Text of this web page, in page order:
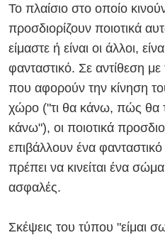
Το πλαίσιο στο οποίο
προσδιορίζουν ποιοτικά
είμαστε ή είναι οι άλλοι,
φανταστικό. Σε αντίθεση με
που αφορούν την κίνηση
χώρο ("τι θα κάνω, πώς θα
κάνω"), οι ποιοτικά
επιβάλλουν ένα
πρέπει να κινείται ένα
ασφαλές.
Σκέψεις του τύπου "είμαι